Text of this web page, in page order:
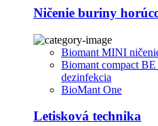
Ničenie buriny
Biomant MINI
Biomant compact
dezinfekcia
BioMant One
Letisková technika